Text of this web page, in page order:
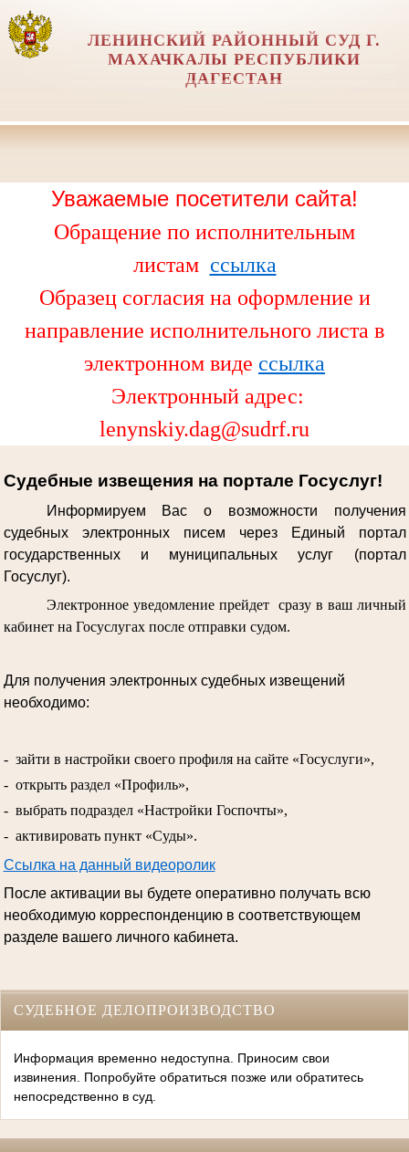
ЛЕНИНСКИЙ РАЙОННЫЙ СУД Г.
МАХАЧКАЛЫ РЕСПУБЛИКИ
ДАГЕСТАН
Уважаемые посетители сайта!
Обращение по исполнительным
листам ссылка
Образец согласия на оформление и
направление исполнительного листа в
электронном виде ссылка
Электронный адрес:
lenynskiy.dag@sudrf.ru
Судебные извещения на портале Госуслуг!
Информируем Вас о возможности получения
судебных электронных писем через Единый портал
государственных и муниципальных услуг (портал
Госуслуг).
Электронное уведомление прейдет сразу в ваш личный
кабинет на Госуслугах после отправки судом.
Для получения электронных судебных извещений
необходимо:
- зайти в настройки своего профиля на сайте «Госуслуги»,
- открыть раздел «Профиль»,
- выбрать подраздел «Настройки Госпочты»,
- активировать пункт «Суды».
Ссылка на данный видеоролик
После активации вы будете оперативно получать всю
необходимую корреспонденцию в соответствующем
разделе вашего личного кабинета.
СУДЕБНОЕ ДЕЛОПРОИЗВОДСТВО
Информация временно недоступна. Приносим свои
извинения. Попробуйте обратиться позже или обратитесь
непосредственно в суд.